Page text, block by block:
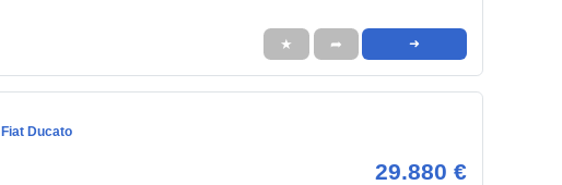
★ ➦ ➜
Fiat Ducato
29.880 €